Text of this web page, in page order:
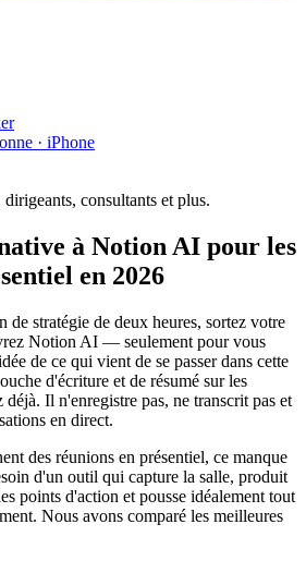
· iPhone
consultants et plus.
à Notion AI pour les
en 2026
de stratégie de deux heures, sortez votre
Notion AI — seulement pour vous
de ce qui vient de se passer dans cette
d'écriture et de résumé sur les
Il n'enregistre pas, ne transcrit pas et
en direct.
des réunions en présentiel, ce manque
d'un outil qui capture la salle, produit
points d'action et pousse idéalement tout
Nous avons comparé les meilleures